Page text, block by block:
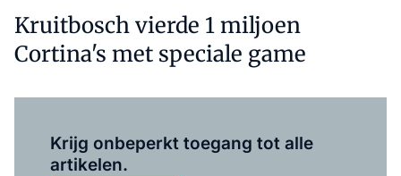
Kruitbosch vierde 1 miljoen
Cortina's met speciale game
Krijg onbeperkt toegang tot alle
artikelen.